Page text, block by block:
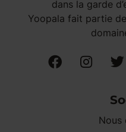
dans la garde
Yoopala fait partie
Nous